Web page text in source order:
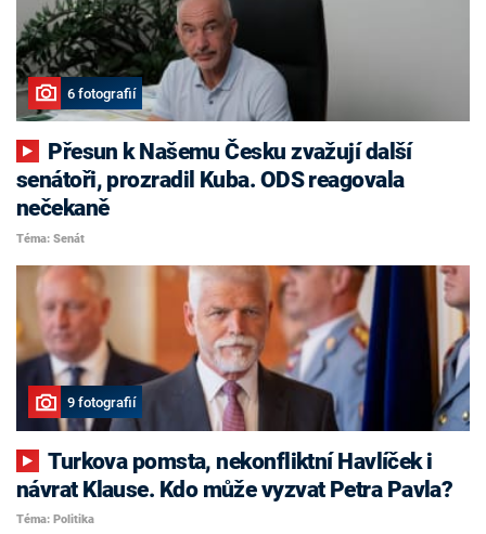
6 fotografií
senátoři, prozradil Kuba. ODS reagovala
nečekaně
Téma: Senát
9 fotografií
Turkova pomsta, nekonfliktní Havlíček i
návrat Klause. Kdo může vyzvat Petra Pavla?
Téma: Politika